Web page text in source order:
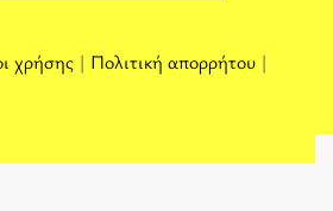
χρήσης | Πολιτική απορρήτου |